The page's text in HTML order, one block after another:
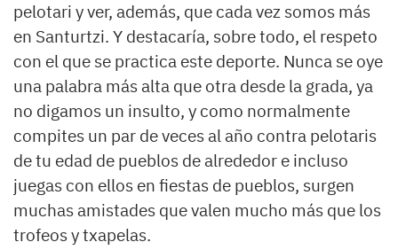
pelotari y ver, además, que cada vez somos más
en Santurtzi. Y destacaría, sobre todo, el respeto
con el que se practica este deporte. Nunca se oye
una palabra más alta que otra desde la grada, ya
no digamos un insulto, y como normalmente
compites un par de veces al año contra pelotaris
de tu edad de pueblos de alrededor e incluso
juegas con ellos en fiestas de pueblos, surgen
muchas amistades que valen mucho más que los
trofeos y txapelas.